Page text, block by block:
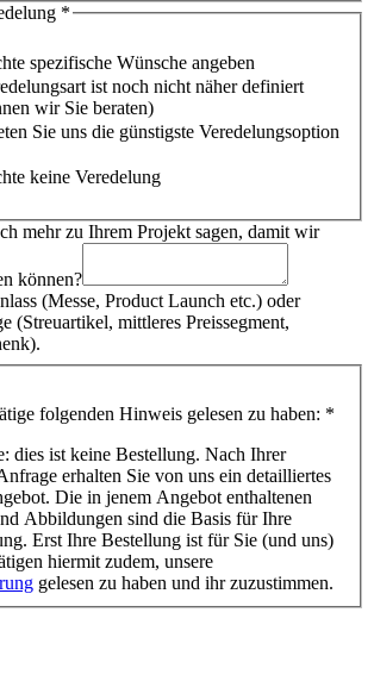
*
spezifische Wünsche angeben
ist noch nicht näher definiert
wir Sie beraten)
Sie uns die günstigste Veredelungsoption
keine Veredelung
mehr zu Ihrem Projekt sagen, damit wir
können?
(Messe, Product Launch etc.) oder
(Streuartikel, mittleres Preissegment,
folgenden Hinweis gelesen zu haben: *
dies ist keine Bestellung. Nach Ihrer
erhalten Sie von uns ein detailliertes
Die in jenem Angebot enthaltenen
Abbildungen sind die Basis für Ihre
Erst Ihre Bestellung ist für Sie (und uns)
hiermit zudem, unsere
gelesen zu haben und ihr zuzustimmen.